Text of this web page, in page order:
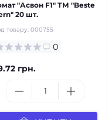
"Асвон F1" ТМ "Bestе
20 шт.
товару: 000755
0
грн.